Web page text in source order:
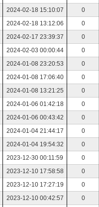
2024-02-18 15:10:07 0
2024-02-18 13:12:06 0
2024-02-17 23:39:37 0
2024-02-03 00:00:44 0
2024-01-08 23:20:53 0
2024-01-08 17:06:40 0
2024-01-08 13:21:25 0
2024-01-06 01:42:18 0
2024-01-06 00:43:42 0
2024-01-04 21:44:17 0
2024-01-04 19:54:32 0
2023-12-30 00:11:59 0
2023-12-10 17:58:58 0
2023-12-10 17:27:19 0
2023-12-10 00:42:57 0